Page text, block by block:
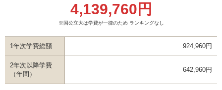
4,139,760円
※国公立大は学費が一律のため ランキングなし
1年次学費総額 924,960円
2年次以降学費
（年間）
642,960円